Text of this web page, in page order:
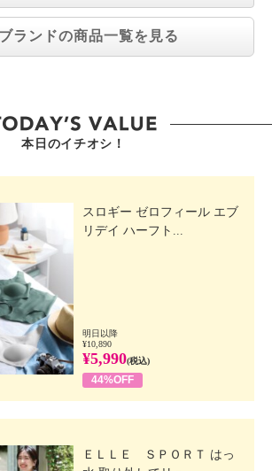
ランドの商品一覧を見る
本日のイチオシ！
スロギー ゼロフィール エブ
リデイ ハーフト...
明日以降
¥10,890
¥5,990(税込)
44%OFF
ＥＬＬＥ ＳＰＯＲＴ はっ